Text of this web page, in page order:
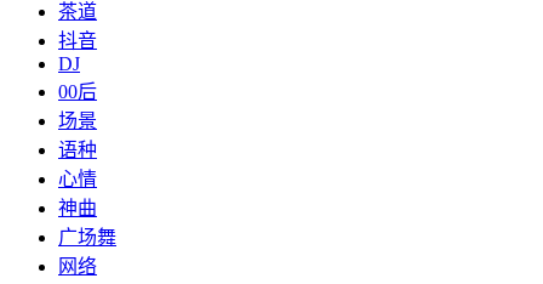
茶道
抖音
DJ
00后
场景
语种
心情
神曲
广场舞
网络